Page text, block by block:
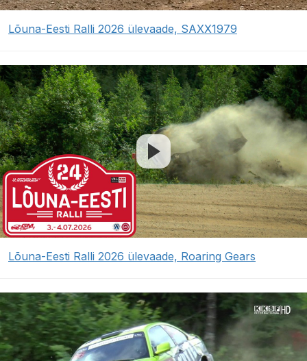
Lõuna-Eesti Ralli 2026 ülevaade, SAXX1979
Lõuna-Eesti Ralli 2026 ülevaade, Roaring Gears